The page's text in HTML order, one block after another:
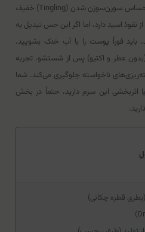
در زمان قرارگیری سرم روی پوست، احساس سوزن‌سوزن شدن (Tingling) خفیف
اسید دارد، اما اگر این حس تبدیل به
فوراً پوست را با آب خنک بشویید.
عطر و اکتیو) پس از شستشو، تجربه
ناخواسته جلوگیری می‌کند. شما
اثربخشی این سرم دارید، حتماً در بخش
قطره چکانی)